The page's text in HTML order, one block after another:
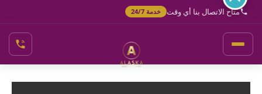
تخطي
المحتوى
متاح الاتصال بنا أي وقت خدمة 24/7